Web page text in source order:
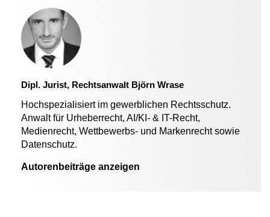
Dipl. Jurist, Rechtsanwalt Björn Wrase
Hochspezialisiert im gewerblichen Rechtsschutz.
Anwalt für Urheberrecht, AI/KI- & IT-Recht,
Medienrecht, Wettbewerbs- und Markenrecht sowie
Datenschutz.
Autorenbeiträge anzeigen